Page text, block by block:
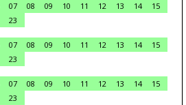
07 08 09 10 11 12 13 14
15
23
07 08 09 10 11 12 13 14
15
23
07 08 09 10 11 12 13 14
15
23